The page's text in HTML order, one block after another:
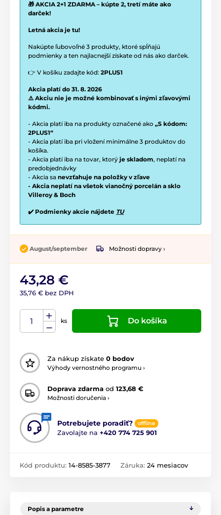
🎁 AKCIA 2+1 ZDARMA – kúpte 2, tretí máte ako
darček!
Letná akcia je tu!
Nakúpte ľubovoľné 3 produkty, ktoré spĺňajú
podmienky a ten najlacnejší získate od nás ako darček.
👉 V košíku zadajte kód: 2PLUS1
Akcia platí do 31. 8. 2026
⚠️ Akciu nie je možné kombinovať s inými zľavovými
kódmi.
- Akcia platí iba na produkty označené ako „S kódom:
2PLUS1“
- Akcia platí iba pri vložení minimálne 3 produktov do
košíka.
- Akcia platí iba na tovar, ktorý je skladom, neplatí na
predobjednávky
- Akcia sa nevzťahuje na položky v zľave
- Akcia neplatí na všetok vianočný porcelán a sklo
Villeroy & Boch
✔️ Podmienky akcie nájdete TU
August/september Možnosti dopravy ›
43,28 €
35,76 € bez DPH
ks Do košíka
Za nákup získate 0 bodov
Výhody vernostného programu ›
Doprava zdarma od 123,68 €
Možnosti doručenia ›
Potrebujete poradiť? offline
Zavolajte na +420 774 725 901
Kód produktu: 14-8585-3877 Záruka: 24 mesiacov
Popis a parametre